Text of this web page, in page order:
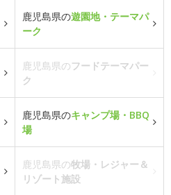
鹿児島県の遊園地・テーマパ
ーク
鹿児島県のフードテーマパー
ク
鹿児島県のキャンプ場・BBQ
場
鹿児島県の牧場・レジャー＆
リゾート施設